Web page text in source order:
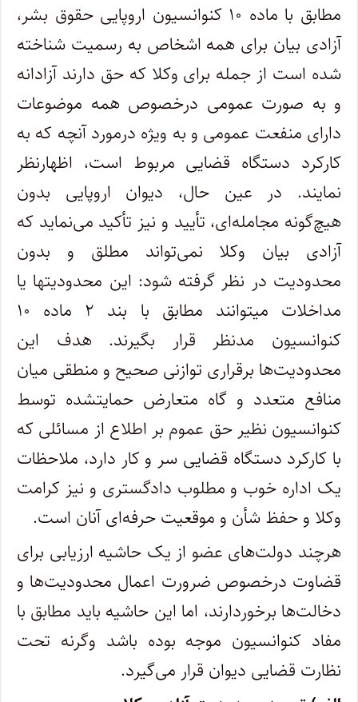
مطابق با ماده ۱۰ کنوانسیون اروپایی حقوق بشر،
آزادی بیان برای همه اشخاص به رسمیت شناخته
شده است از جمله برای وکلا که حق دارند آزادانه
و به صورت عمومی درخصوص همه موضوعات
دارای منفعت عمومی و به ویژه درمورد آنچه که به
کارکرد دستگاه قضایی مربوط است، اظهارنظر
نمایند. در عین حال، دیوان اروپایی بدون
هیچگونه مجاملهای، تأیید و نیز تأکید مینماید که
آزادی بیان وکلا نمیتواند مطلق و بدون
محدودیت در نظر گرفته شود: این محدودیتها یا
مداخلات میتوانند مطابق با بند ۲ ماده ۱۰
کنوانسیون مدنظر قرار بگیرند. هدف این
محدودیتها برقراری توازنی صحیح و منطقی میان
منافع متعدد و گاه متعارض حمایتشده توسط
کنوانسیون نظیر حق عموم بر اطلاع از مسائلی که
با کارکرد دستگاه قضایی سر و کار دارد، ملاحظات
یک اداره خوب و مطلوب دادگستری و نیز کرامت
وکلا و حفظ شأن و موقعیت حرفهای آنان است.
هرچند دولتهای عضو از یک حاشیه ارزیابی برای
قضاوت درخصوص ضرورت اعمال محدودیتها و
دخالتها برخوردارند، اما این حاشیه باید مطابق با
مفاد کنوانسیون موجه بوده باشد وگرنه تحت
نظارت قضایی دیوان قرار میگیرد.